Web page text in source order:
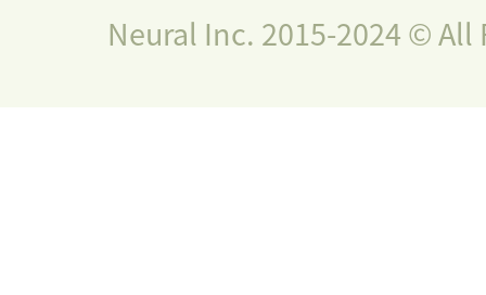
Neural Inc. 2015-2024 © All